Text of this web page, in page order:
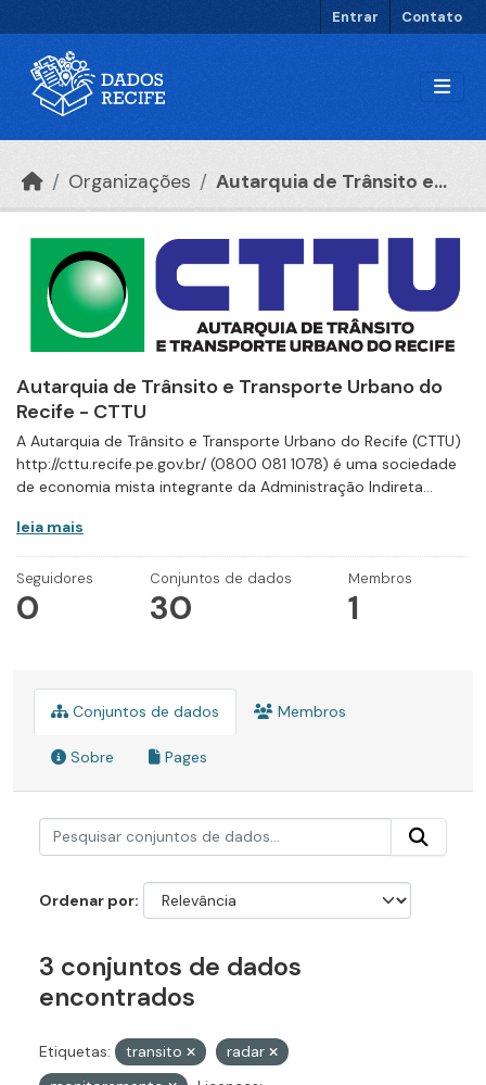
Entrar Contato
Organizações Autarquia de Trânsito e...
Autarquia de Trânsito e Transporte Urbano do
Recife - CTTU
A Autarquia de Trânsito e Transporte Urbano do Recife (CTTU)
http://cttu.recife.pe.gov.br/ (0800 081 1078) é uma sociedade
de economia mista integrante da Administração Indireta...
leia mais
Seguidores
0
Conjuntos de dados
30
Membros
1
Conjuntos de dados Membros
Sobre Pages
Ordenar por
3 conjuntos de dados
encontrados
Etiquetas: transito
radar